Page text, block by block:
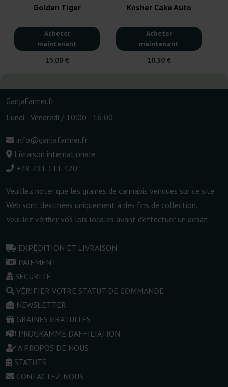
Golden Tiger
Acheter
maintenant
15,00 €
Kosher Cake Auto
Acheter
maintenant
10,50 €
GanjaFarmer.fr
Lundi - Vendredi / 10:00 - 16:00
info@ganjafarmer.fr
Livraison internationale
+48 731 111 420
Veuillez noter que les graines de cannabis vendues sur ce site
Web sont destinées uniquement à des fins de collection.
Veuillez vérifier vos lois locales avant d'effectuer un achat.
EXPÉDITION ET LIVRAISON
PAIEMENT
SÉCURITÉ
VÉRIFIER VOTRE STATUT DE COMMANDE
NEWSLETTER
GRAINES GRATUITES
PROGRAMME D'AFFILIATION
A PROPOS DE NOUS
STATUTS
CONTACTEZ-NOUS